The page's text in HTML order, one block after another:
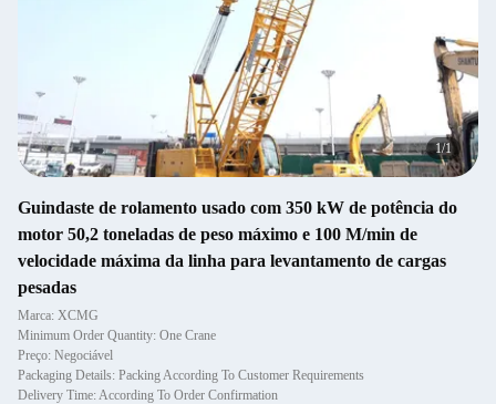
1/1
Guindaste de rolamento usado com 350 kW de potência do
motor 50,2 toneladas de peso máximo e 100 M/min de
velocidade máxima da linha para levantamento de cargas
pesadas
Marca: XCMG
Minimum Order Quantity: One Crane
Preço: Negociável
Packaging Details: Packing According To Customer Requirements
Delivery Time: According To Order Confirmation